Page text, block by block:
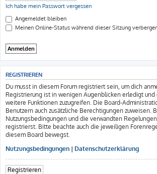
Ich habe mein Passwort vergessen
Angemeldet bleiben
Meinen Online-Status während dieser Sitzung
REGISTRIEREN
Du musst in diesem Forum registriert sein, um dich
Registrierung ist in wenigen Augenblicken erledigt und
weitere Funktionen zuzugreifen. Die Board-
Benutzern auch zusätzliche Berechtigungen zuweisen.
Nutzungsbedingungen und die verwandten
registrierst. Bitte beachte auch die jeweiligen
diesem Board bewegst.
Nutzungsbedingungen | Datenschutzerklärung
Registrieren